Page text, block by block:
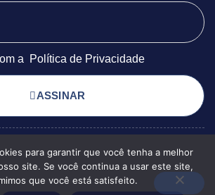
a Política de Privacidade
ASSINAR
OS
POLÍTICA DE PRIVACIDADE
TERMOS DE USO
MAPA DO SITE
para garantir que você tenha a melhor
site. Se você continua a usar este site,
que você está satisfeito.